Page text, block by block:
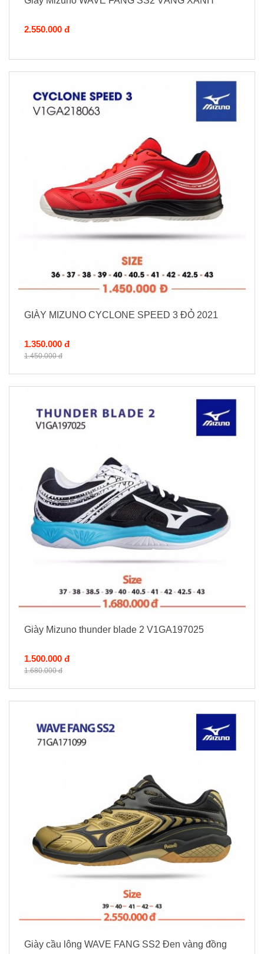
2.550.000 đ
GIÀY MIZUNO CYCLONE SPEED 3 ĐỎ 2021
1.350.000 đ
1.450.000 đ
Giày Mizuno thunder blade 2 V1GA197025
1.500.000 đ
1.680.000 đ
Giày cầu lông WAVE FANG SS2 Đen vàng đồng